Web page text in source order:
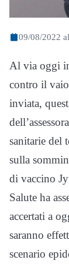
09/08/2022
Al via oggi
contro il
inviata,
sanitarie del
sulla
di vaccino
Salute ha
accertati a
saranno
scenario